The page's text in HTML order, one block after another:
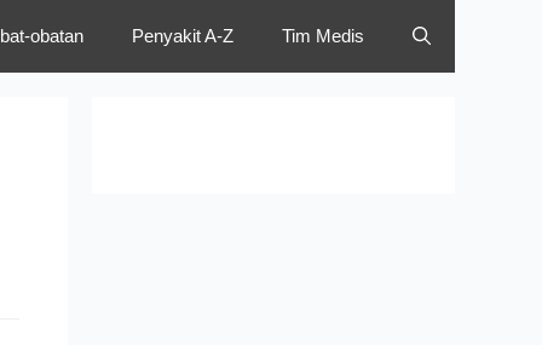
obatan Penyakit A-Z Tim Medis